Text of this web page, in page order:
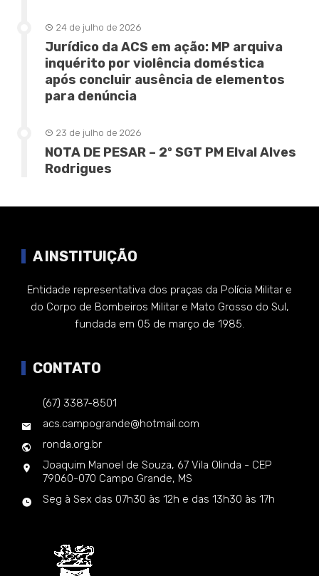
24 de julho de 2026
Jurídico da ACS em ação: MP arquiva
inquérito por violência doméstica
após concluir ausência de elementos
para denúncia
23 de julho de 2026
NOTA DE PESAR – 2º SGT PM Elval Alves
Rodrigues
A INSTITUIÇÃO
Entidade representativa dos praças da Polícia Militar e
do Corpo de Bombeiros Militar e Mato Grosso do Sul,
fundada em 05 de março de 1985.
CONTATO
(67) 3387-8501
acs.campogrande@hotmail.com
ronda.org.br
Joaquim Manoel de Souza, 67 Vila Olinda - CEP
79060-070 Campo Grande, MS
Seg à Sex das 07h30 às 12h e das 13h30 às 17h